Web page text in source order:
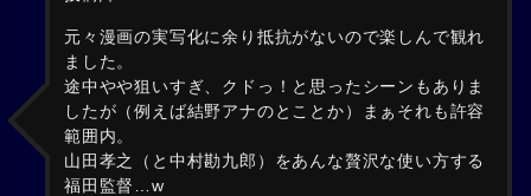
元々漫画の実写化に余り抵抗がないので楽しんで観れ
ました。
途中やや狙いすぎ、クドっ！と思ったシーンもありま
したが（例えば結野アナのとことか）まぁそれも許容
範囲内。
山田孝之（と中村勘九郎）をあんな贅沢な使い方する
福田監督…w